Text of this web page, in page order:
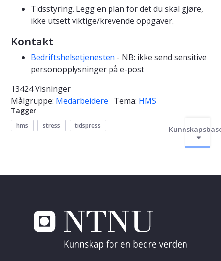
Tidsstyring. Legg en plan for det du skal gjøre,
ikke utsett viktige/krevende oppgaver.
Kontakt
Bedriftshelsetjenesten - NB: ikke send sensitive
personopplysninger på e-post
13424 Visninger
Målgruppe: Medarbeidere Tema: HMS
Tagger
hms stress tidspress